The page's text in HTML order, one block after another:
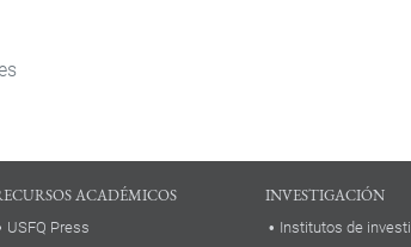
ACADÉMICOS
USFQ Press
INVESTIGACIÓN
Institutos de